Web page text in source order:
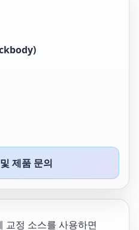
제품 문의
교정 소스를 사용하면